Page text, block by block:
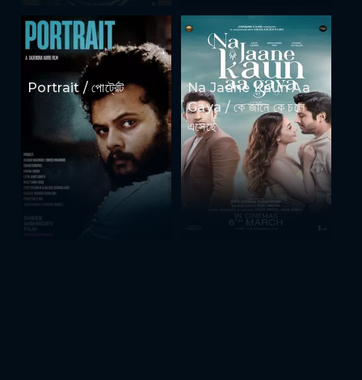
Portrait / পোর্ট্রেট
Na Jaane Kaun Aa
Gaya / কে জানে কে চলে
এসেছে